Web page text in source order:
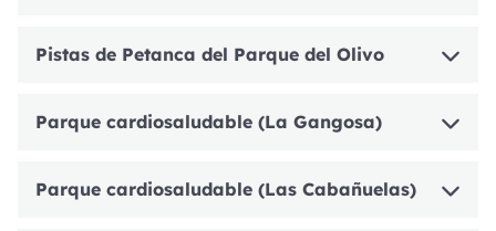
Pistas de Petanca del Parque del Olivo
Parque cardiosaludable (La Gangosa)
Parque cardiosaludable (Las Cabañuelas)